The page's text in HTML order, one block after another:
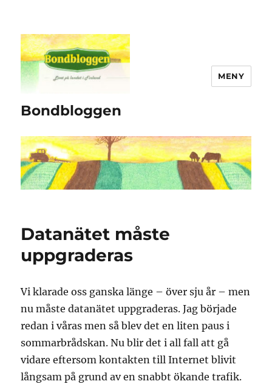
Bondbloggen
MENY
Datanätet måste
uppgraderas
Vi klarade oss ganska länge – över sju år – men
nu måste datanätet uppgraderas. Jag började
redan i våras men så blev det en liten paus i
sommarbrådskan. Nu blir det i all fall att gå
vidare eftersom kontakten till Internet blivit
långsam på grund av en snabbt ökande trafik.